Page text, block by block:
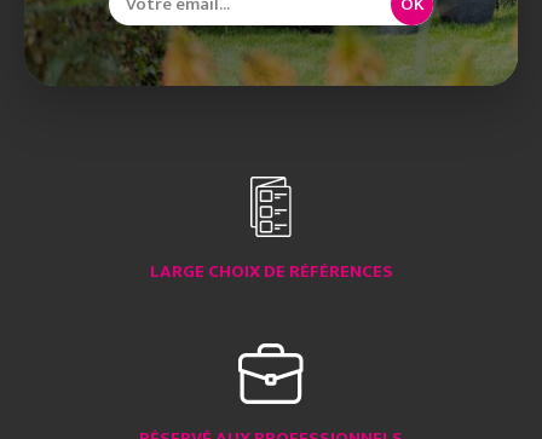
LARGE CHOIX DE RÉFÉRENCES